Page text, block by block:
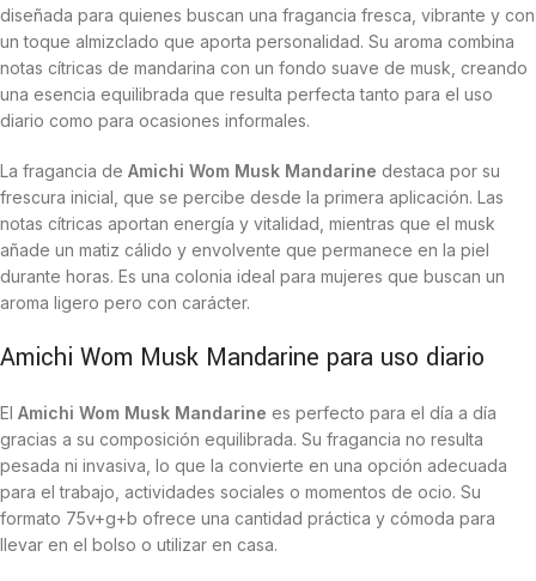
diseñada para quienes buscan una fragancia fresca, vibrante y con
un toque almizclado que aporta personalidad. Su aroma combina
notas cítricas de mandarina con un fondo suave de musk, creando
una esencia equilibrada que resulta perfecta tanto para el uso
diario como para ocasiones informales.
La fragancia de Amichi Wom Musk Mandarine destaca por su
frescura inicial, que se percibe desde la primera aplicación. Las
notas cítricas aportan energía y vitalidad, mientras que el musk
añade un matiz cálido y envolvente que permanece en la piel
durante horas. Es una colonia ideal para mujeres que buscan un
aroma ligero pero con carácter.
Amichi Wom Musk Mandarine para uso diario
El Amichi Wom Musk Mandarine es perfecto para el día a día
gracias a su composición equilibrada. Su fragancia no resulta
pesada ni invasiva, lo que la convierte en una opción adecuada
para el trabajo, actividades sociales o momentos de ocio. Su
formato 75v+g+b ofrece una cantidad práctica y cómoda para
llevar en el bolso o utilizar en casa.